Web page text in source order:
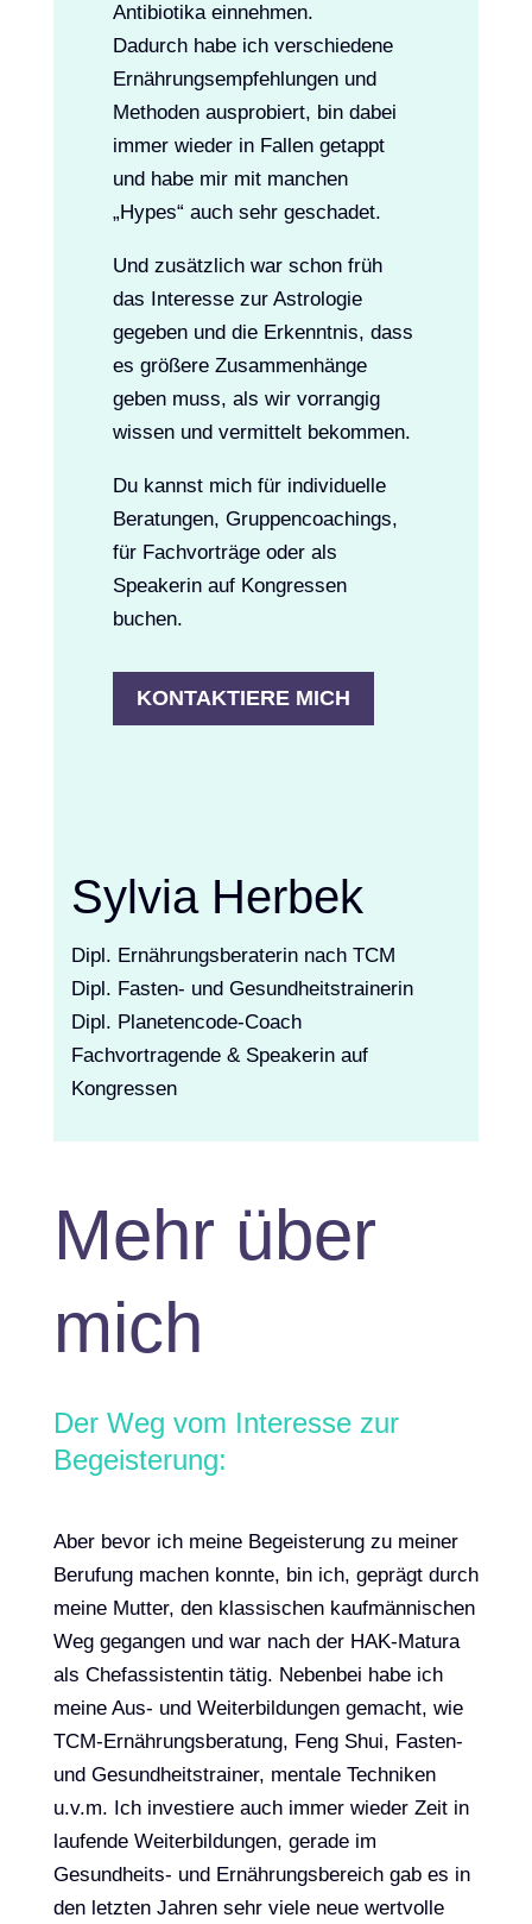
Antibiotika einnehmen.
Dadurch habe ich verschiedene
Ernährungsempfehlungen und
Methoden ausprobiert, bin dabei
immer wieder in Fallen getappt
und habe mir mit manchen
„Hypes“ auch sehr geschadet.
Und zusätzlich war schon früh
das Interesse zur Astrologie
gegeben und die Erkenntnis, dass
es größere Zusammenhänge
geben muss, als wir vorrangig
wissen und vermittelt bekommen.
Du kannst mich für individuelle
Beratungen, Gruppencoachings,
für Fachvorträge oder als
Speakerin auf Kongressen
buchen.
KONTAKTIERE MICH
Sylvia Herbek
Dipl. Ernährungsberaterin nach TCM
Dipl. Fasten- und Gesundheitstrainerin
Dipl. Planetencode-Coach
Fachvortragende & Speakerin auf
Kongressen
Mehr über
mich
Der Weg vom Interesse zur
Begeisterung:
Aber bevor ich meine Begeisterung zu meiner
Berufung machen konnte, bin ich, geprägt durch
meine Mutter, den klassischen kaufmännischen
Weg gegangen und war nach der HAK-Matura
als Chefassistentin tätig. Nebenbei habe ich
meine Aus- und Weiterbildungen gemacht, wie
TCM-Ernährungsberatung, Feng Shui, Fasten-
und Gesundheitstrainer, mentale Techniken
u.v.m. Ich investiere auch immer wieder Zeit in
laufende Weiterbildungen, gerade im
Gesundheits- und Ernährungsbereich gab es in
den letzten Jahren sehr viele neue wertvolle